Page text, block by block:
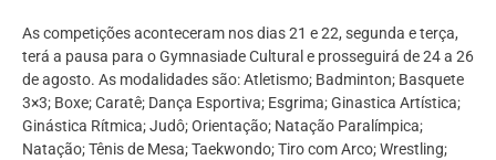
As competições aconteceram nos dias 21 e 22, segunda e terça,
terá a pausa para o Gymnasiade Cultural e prosseguirá de 24 a 26
de agosto. As modalidades são: Atletismo; Badminton; Basquete
3×3; Boxe; Caratê; Dança Esportiva; Esgrima; Ginastica Artística;
Ginástica Rítmica; Judô; Orientação; Natação Paralímpica;
Natação; Tênis de Mesa; Taekwondo; Tiro com Arco; Wrestling;